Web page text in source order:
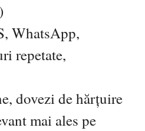
WhatsApp,
repetate,
dovezi de hărțuire
mai ales pe